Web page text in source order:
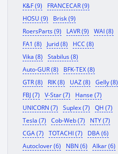
K&F (9)
FRANCECAR (9)
HOSU (9)
Brisk (9)
RoersParts (9)
LAVR (9)
WAI (8)
FA1 (8)
Jurid (8)
HCC (8)
Vika (8)
Stabilus (8)
Auto-GUR (8)
BFK-TEX (8)
GTR (8)
RIK (8) UAZ (8)
Gelly (8)
FBJ (7)
V-Star (7)
Hanse (7)
UNICORN (7)
Suplex (7)
QH (7)
Tesla (7)
Cob-Web (7)
NTY (7)
CGA (7)
TOTACHI (7)
DBA (6)
Autoclover (6)
NBN (6)
Alkar (6)